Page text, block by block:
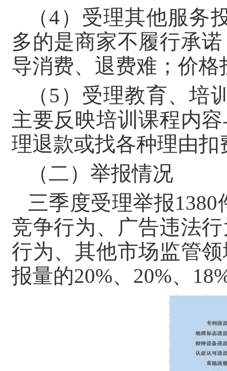
（4）受理其他服务
多的是商家不履行承
导消费、退费难；价格
（5）受理教育、培
主要反映培训课程内
理退款或找各种理由扣
（二）举报情况
三季度受理举报
竞争行为、广告违法
行为、其他市场监管
报量的20%、20%、